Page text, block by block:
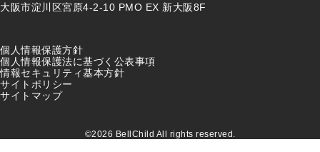
大阪市淀川区宮原4-2-10 PMO EX 新大阪8F
個人情報保護方針
個人情報保護法に基づく公表事項
情報セキュリティ基本方針
サイトポリシー
サイトマップ
©2026 BellChild All rights reserved.